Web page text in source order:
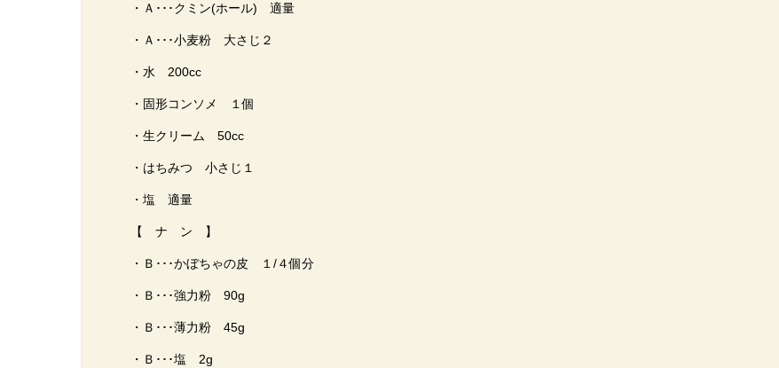
・Ａ･･･クミン(ホール) 適量
・Ａ･･･小麦粉 大さじ２
・水 200cc
・固形コンソメ １個
・生クリーム 50cc
・はちみつ 小さじ１
・塩 適量
【 ナ ン 】
・Ｂ･･･かぼちゃの皮 １/４個分
・Ｂ･･･強力粉 90g
・Ｂ･･･薄力粉 45g
・Ｂ･･･塩 2g